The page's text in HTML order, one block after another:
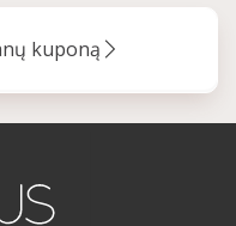
kuponą